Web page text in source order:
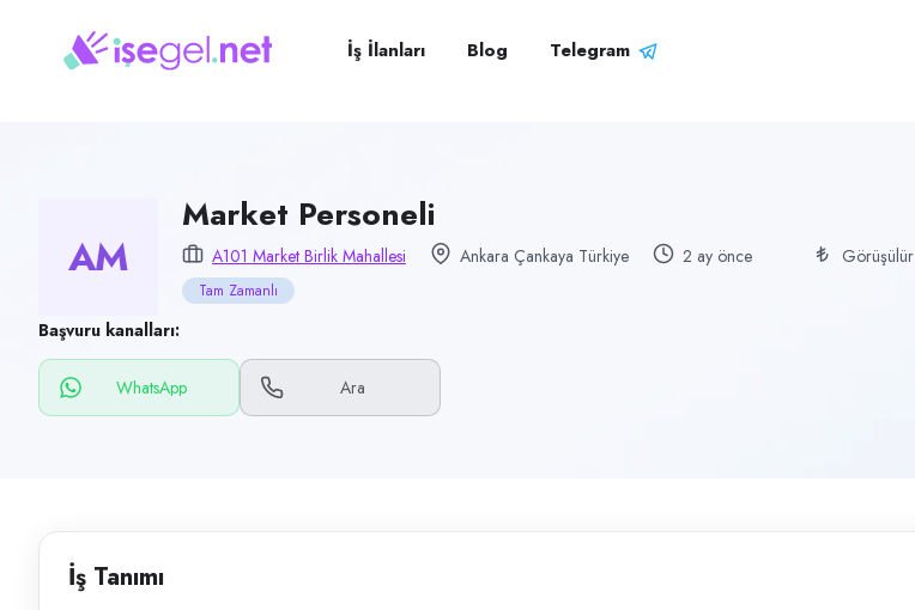
Market Personeli
Çankaya, Ankara
Çalışma şekli
Tam Zamanlı · Ofis
Yayın tarihi
Başvuru kanalları
WhatsApp, Telefon
İş İlanları Blog Telegram
AM
Market Personeli
A101 Market Birlik Mahallesi Ankara Çankaya Türkiye 2 ay önce Görüşülür
Tam Zamanlı
Başvuru kanalları:
WhatsApp Ara
İş Tanımı